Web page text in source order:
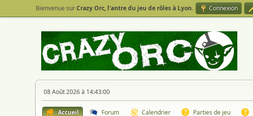
Bienvenue surCrazy Orc, l'antre du jeu de rôles à Lyon. Connexion
08 Août 2026 à 14:43:00
Accueil Forum Calendrier Parties de jeu